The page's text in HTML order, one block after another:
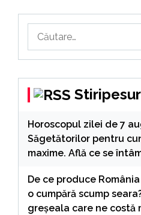
după:
Horoscopul zilei de 7
Săgetătorilor pentru
maxime. Află ce se
De ce produce
o cumpără scump
greșeala care ne costă